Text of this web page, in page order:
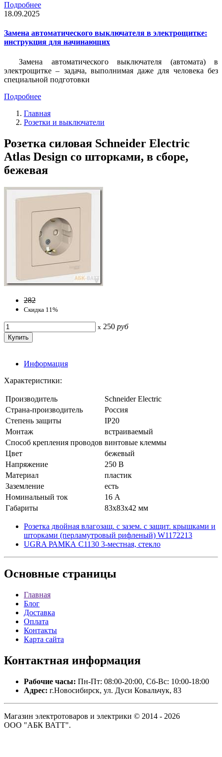
Подробнее
18.09.2025
Замена автоматического выключателя в электрощитке:
инструкция для начинающих
Замена автоматического выключателя (автомата) в
электрощитке – задача, выполнимая даже для человека без
специальной подготовки
Подробнее
Главная
Розетки и выключатели
Розетка силовая Schneider Electric
Atlas Design со шторками, в сборе,
бежевая
282
Скидка 11%
x 250 руб
Информация
Характеристики:
Производитель
Schneider Electric
Страна-производитель
Россия
Степень защиты
IP20
Монтаж
встраиваемый
Способ крепления проводов винтовые клеммы
Цвет
бежевый
Напряжение
250 В
Материал
пластик
Заземление
есть
Номинальный ток
16 А
Габариты
83x83x42 мм
Розетка двойная влагозащ. с зазем. с защит. крышками и
шторками (перламутровый рифленый) W1172213
UGRA РАМКА С1130 3-местная, стекло
Основные страницы
Главная
Блог
Доставка
Оплата
Контакты
Карта сайта
Контактная информация
Рабочие часы: Пн-Пт: 08:00-20:00, Сб-Вс: 10:00-18:00
Адрес: г.Новосибирск, ул. Дуси Ковальчук, 83
Магазин электротоваров и электрики © 2014 - 2026
ООО "АБК ВАТТ".